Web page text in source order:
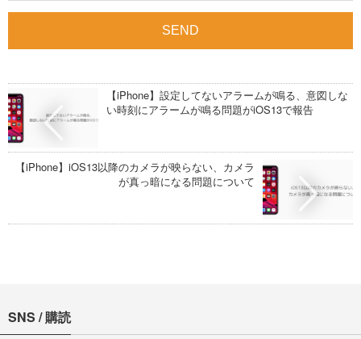
【iPhone】設定してないアラームが鳴る、意図しな
い時刻にアラームが鳴る問題がiOS13で報告
【iPhone】iOS13以降のカメラが映らない、カメラ
が真っ暗になる問題について
SNS / 購読